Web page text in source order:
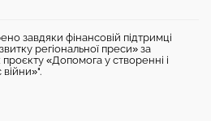
завдяки фінансовій підтримці
регіональної преси» за
«Допомога у створенні і